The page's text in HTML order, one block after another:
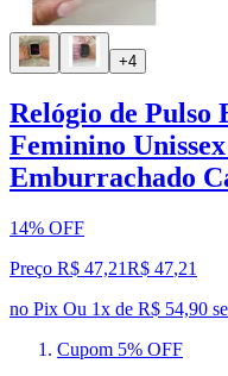
+4
Relógio de Pulso
Feminino
Emburrachado
14% OFF
Preço R$ 47,21R$ 47,21
no Pix Ou 1x de R$ 54,90
Cupom 5% OFF